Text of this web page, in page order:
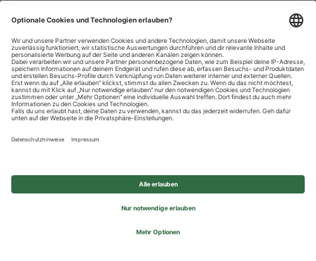
Datenschutzhinweise
Impressum
Privatsphäre-Einstellungen
© 2026 REWE Group - All rights reserved